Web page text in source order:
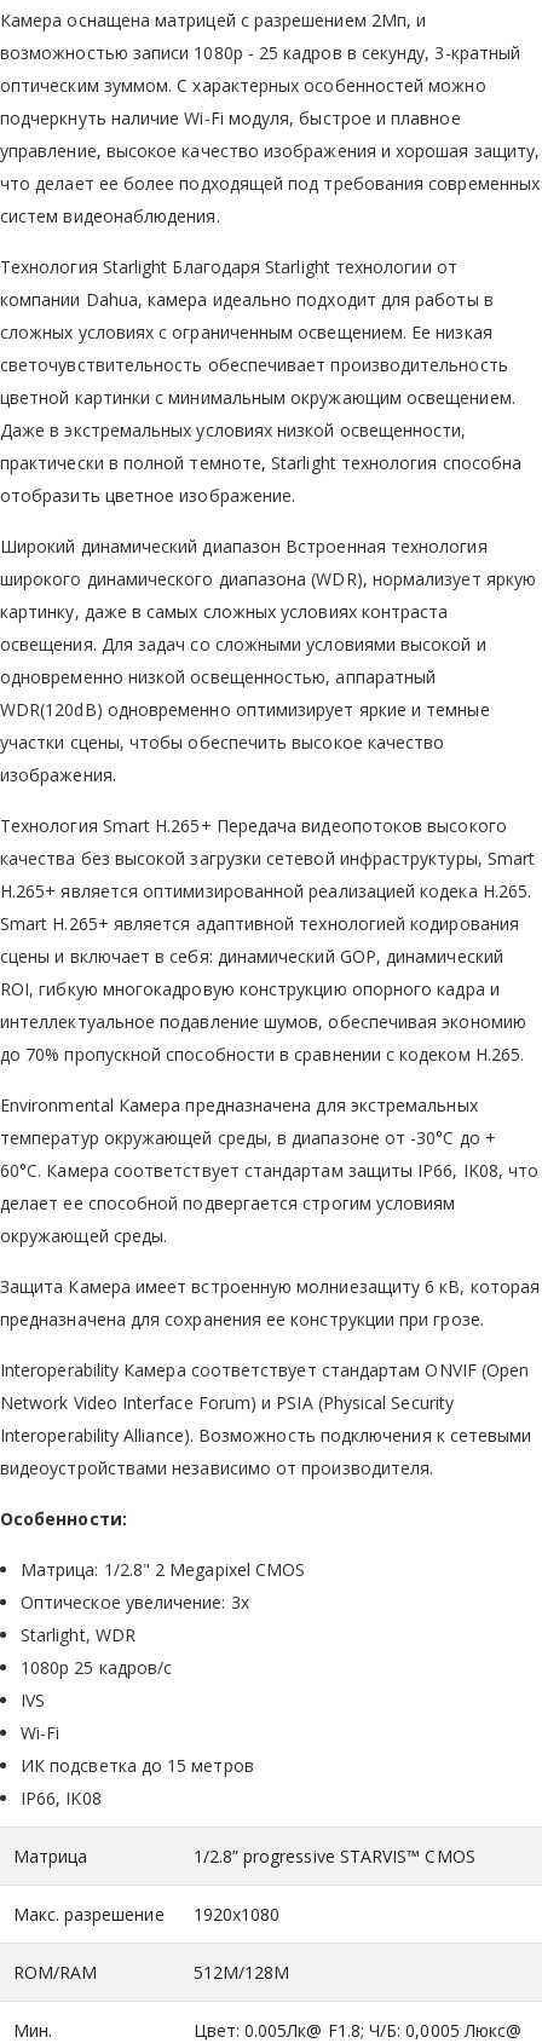
Камера оснащена матрицей с разрешением 2Мп, и
возможностью записи 1080p - 25 кадров в секунду, 3-кратный
оптическим зуммом. С характерных особенностей можно
подчеркнуть наличие Wi-Fi модуля, быстрое и плавное
управление, высокое качество изображения и хорошая защиту,
что делает ее более подходящей под требования современных
систем видеонаблюдения.
Технология Starlight Благодаря Starlight технологии от
компании Dahua, камера идеально подходит для работы в
сложных условиях c ограниченным освещением. Ее низкая
светочувствительность обеспечивает производительность
цветной картинки с минимальным окружающим освещением.
Даже в экстремальных условиях низкой освещенности,
практически в полной темноте, Starlight технология способна
отобразить цветное изображение.
Широкий динамический диапазон Встроенная технология
широкого динамического диапазона (WDR), нормализует яркую
картинку, даже в самых сложных условиях контраста
освещения. Для задач со сложными условиями высокой и
одновременно низкой освещенностью, аппаратный
WDR(120dB) одновременно оптимизирует яркие и темные
участки сцены, чтобы обеспечить высокое качество
изображения.
Технология Smart H.265+ Передача видеопотоков высокого
качества без высокой загрузки сетевой инфраструктуры, Smart
H.265+ является оптимизированной реализацией кодека H.265.
Smart H.265+ является адаптивной технологией кодирования
сцены и включает в себя: динамический GOP, динамический
ROI, гибкую многокадровую конструкцию опорного кадра и
интеллектуальное подавление шумов, обеспечивая экономию
до 70% пропускной способности в сравнении с кодеком H.265.
Environmental Камера предназначена для экстремальных
температур окружающей среды, в диапазоне от -30°C до +
60°С. Камера соответствует стандартам защиты IP66, IK08, что
делает ее способной подвергается строгим условиям
окружающей среды.
Защита Камера имеет встроенную молниезащиту 6 кВ, которая
предназначена для сохранения ее конструкции при грозе.
Interoperability Камера соответствует стандартам ONVIF (Open
Network Video Interface Forum) и PSIA (Physical Security
Interoperability Alliance). Возможность подключения к сетевыми
видеоустройствами независимо от производителя.
Особенности:
Матрица: 1/2.8" 2 Megapixel CMOS
Оптическое увеличение: 3x
Starlight, WDR
1080p 25 кадров/с
IVS
Wi-Fi
ИК подсветка до 15 метров
IP66, IK08
Матрица 1/2.8” progressive STARVIS™ CMOS
Макс. разрешение 1920x1080
ROM/RAM 512M/128M
Мин.
Цвет: 0.005Лк@ F1.8; Ч/Б: 0,0005 Люкс@